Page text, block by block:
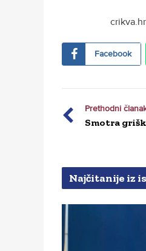
crikva.hr
Facebook
Prethodni
Smotra
Najčitanije iz